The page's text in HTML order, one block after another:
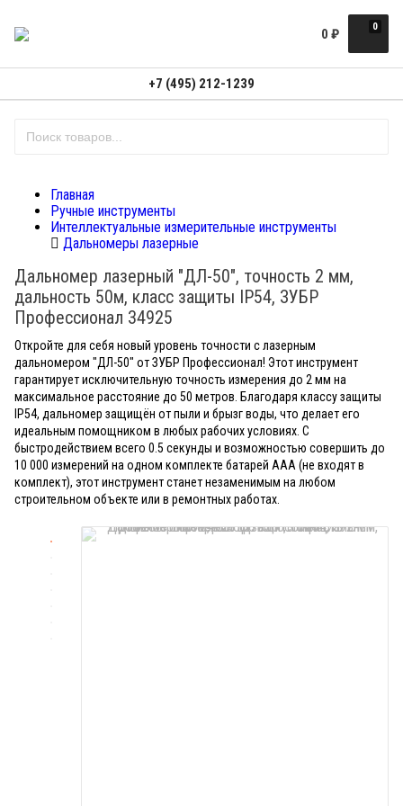
0
0 ₽
+7 (495) 212-1239
Главная
Ручные инструменты
Интеллектуальные измерительные инструменты
Дальномеры лазерные
Дальномер лазерный "ДЛ-50", точность 2 мм,
дальность 50м, класс защиты IP54, ЗУБР
Профессионал 34925
Откройте для себя новый уровень точности с лазерным
дальномером "ДЛ-50" от ЗУБР Профессионал! Этот инструмент
гарантирует исключительную точность измерения до 2 мм на
максимальное расстояние до 50 метров. Благодаря классу защиты
IP54, дальномер защищён от пыли и брызг воды, что делает его
идеальным помощником в любых рабочих условиях. С
быстродействием всего 0.5 секунды и возможностью совершить до
10 000 измерений на одном комплекте батарей ААA (не входят в
комплект), этот инструмент станет незаменимым на любом
строительном объекте или в ремонтных работах.